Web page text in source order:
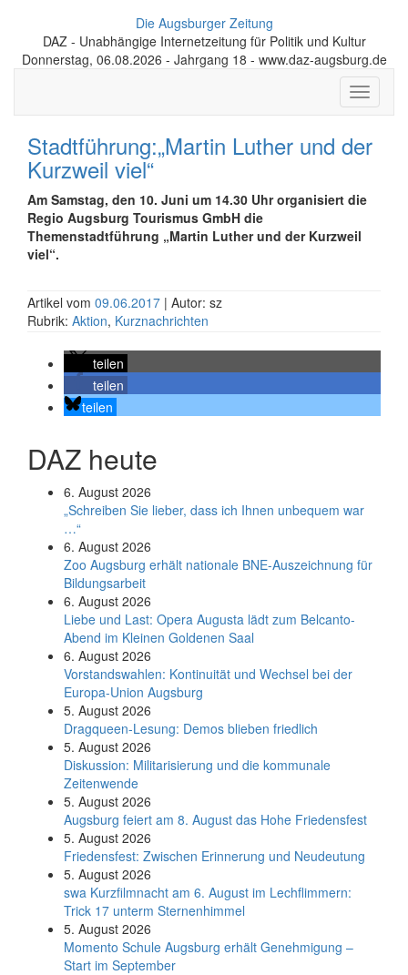
Die Augsburger Zeitung
DAZ - Unabhängige Internetzeitung für Politik und Kultur
Donnerstag, 06.08.2026 - Jahrgang 18 - www.daz-augsburg.de
Toggle
Stadtführung:„Martin Luther und der
Kurzweil viel“
Am Samstag, den 10. Juni um 14.30 Uhr organisiert die
Regio Augsburg Tourismus GmbH die
Themenstadtführung „Martin Luther und der Kurzweil
viel“.
Artikel vom 09.06.2017 | Autor: sz
Rubrik: Aktion, Kurznachrichten
teilen
teilen
teilen
DAZ heute
6. August 2026
„Schreiben Sie lieber, dass ich Ihnen unbequem war
…“
6. August 2026
Zoo Augsburg erhält nationale BNE-Auszeichnung für
Bildungsarbeit
6. August 2026
Liebe und Last: Opera Augusta lädt zum Belcanto-
Abend im Kleinen Goldenen Saal
6. August 2026
Vorstandswahlen: Kontinuität und Wechsel bei der
Europa-Union Augsburg
5. August 2026
Dragqueen-Lesung: Demos blieben friedlich
5. August 2026
Diskussion: Mi­li­ta­ri­sie­rung und die kommunale
Zeitenwende
5. August 2026
Augsburg feiert am 8. August das Hohe Friedensfest
5. August 2026
Friedensfest: Zwischen Erinnerung und Neudeutung
5. August 2026
swa Kurz­film­nacht am 6. August im Lech­flim­mern:
Trick 17 unterm Sternen­himmel
5. August 2026
Momento Schule Augsburg erhält Genehmigung –
Start im September